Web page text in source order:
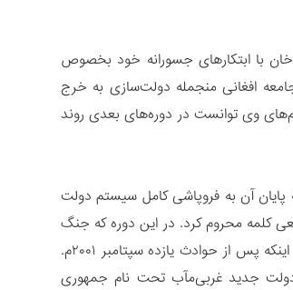
خان با ابتکارهای جسورانه خود بخصوص
افغانی منجمله دولت‌سازی به خرج
وی توانست در دوره‌های بعدی روند
پایان آن به فروپاشی کامل سیستم دولت
معنای واقعی کلمه محروم کرد. در این دوره که جنگ
داخلی بر سر قدرت میان گروه‌های جهادی به وقوع پیوست، شیرازه نظام و دولت، کاملاً از هم گسیخت تا اینکه پس از حوادث یازده سپتامبر ۲۰۰۱م.
دولت جدید غربی‌مآب تحت نام جمهوری